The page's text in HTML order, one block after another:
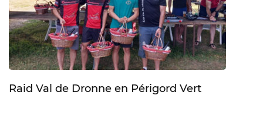
Raid Val de Dronne en Périgord Vert